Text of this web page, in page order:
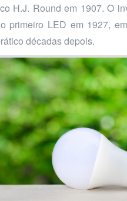
H.J. Round em 1907. O
primeiro LED em 1927,
décadas depois.